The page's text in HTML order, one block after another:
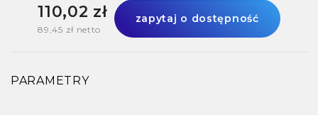
110,02 zł
89,45 zł netto
zapytaj o dostępność
PARAMETRY